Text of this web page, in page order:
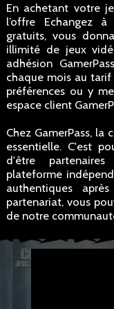
En achetant votre
l’offre Echangez
gratuits, vous
illimité de jeux
adhésion
chaque mois au
préférences ou y
espace client
Chez GamerPass,
essentielle. C'est
d'être
plateforme
authentiques
partenariat, vous
de notre